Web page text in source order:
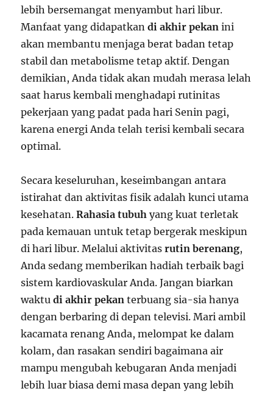
lebih bersemangat menyambut hari libur.
Manfaat yang didapatkandi akhir pekan ini
akan membantu menjaga berat badan tetap
stabil dan metabolisme tetap aktif. Dengan
demikian, Anda tidak akan mudah merasa lelah
saat harus kembali menghadapi rutinitas
pekerjaan yang padat pada hari Senin pagi,
karena energi Anda telah terisi kembali secara
optimal.
Secara keseluruhan, keseimbangan antara
istirahat dan aktivitas fisik adalah kunci utama
kesehatan.Rahasia tubuh yang kuat terletak
pada kemauan untuk tetap bergerak meskipun
di hari libur. Melalui aktivitasrutin berenang,
Anda sedang memberikan hadiah terbaik bagi
sistem kardiovaskular Anda. Jangan biarkan
waktudi akhir pekan terbuang sia-sia hanya
dengan berbaring di depan televisi. Mari ambil
kacamata renang Anda, melompat ke dalam
kolam, dan rasakan sendiri bagaimana air
mampu mengubah kebugaran Anda menjadi
lebih luar biasa demi masa depan yang lebih